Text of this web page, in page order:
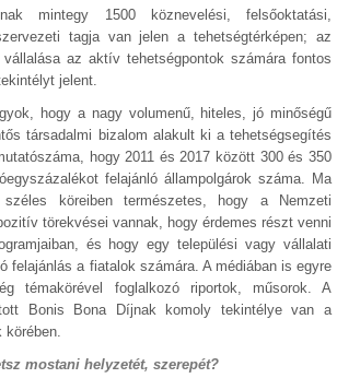
mintegy 1500 köznevelési, felsőoktatási,
tagja van jelen a tehetségtérképen; az
az aktív tehetségpontok számára fontos
jelent.
hogy a nagy volumenű, hiteles, jó minőségű
társadalmi bizalom alakult ki a tehetségsegítés
hogy 2011 és 2017 között 300 és 350
felajánló állampolgárok száma. Ma
köreiben természetes, hogy a Nemzeti
törekvései vannak, hogy érdemes részt venni
és hogy egy települési vagy vállalati
felajánlás a fiatalok számára. A médiában is egyre
témakörével foglalkozó riportok, műsorok. A
Bonis Bona Díjnak komoly tekintélye van a
körében.
mostani helyzetét, szerepét?